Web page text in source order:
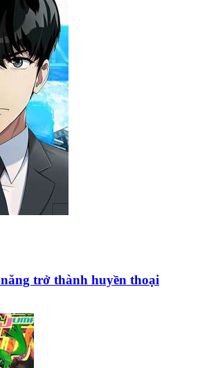
trở thành huyền thoại